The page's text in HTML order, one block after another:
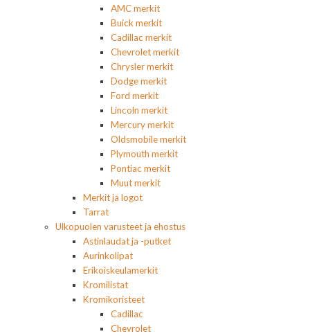
AMC merkit
Buick merkit
Cadillac merkit
Chevrolet merkit
Chrysler merkit
Dodge merkit
Ford merkit
Lincoln merkit
Mercury merkit
Oldsmobile merkit
Plymouth merkit
Pontiac merkit
Muut merkit
Merkit ja logot
Tarrat
Ulkopuolen varusteet ja ehostus
Astinlaudat ja -putket
Aurinkolipat
Erikoiskeulamerkit
Kromilistat
Kromikoristeet
Cadillac
Chevrolet